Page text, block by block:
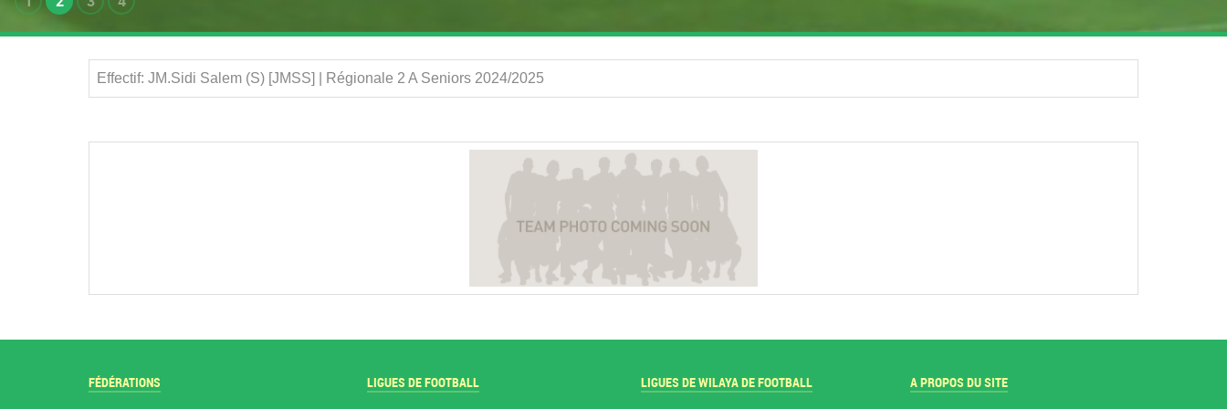
Effectif: JM.Sidi Salem (S) [JMSS] | Régionale 2 A Seniors 2024/2025
FÉDÉRATIONS LIGUES DE FOOTBALL LIGUES DE WILAYA DE FOOTBALL A PROPOS DU SITE